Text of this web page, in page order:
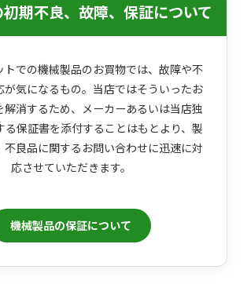
期不良、故障、保証について
トでの機械製品のお買物では、故障や不
が気になるもの。当店ではそういったお
解消するため、メーカーあるいは当店独
る保証書を添付することはもとより、製
不良品に関するお問い合わせに迅速に対
応させていただきます。
機械製品の保証について